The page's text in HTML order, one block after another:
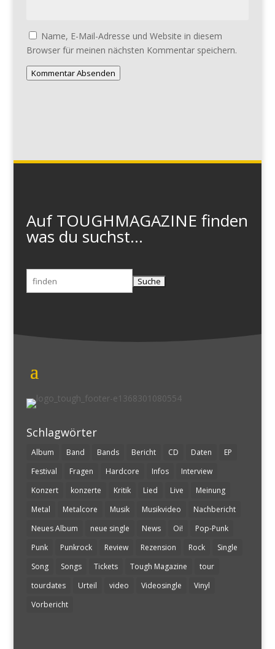
Name, E-Mail-Adresse und Website in diesem
Browser für meinen nächsten Kommentar speichern.
Kommentar Absenden
Auf TOUGHMAGAZINE finden
was du suchst...
Suchen
nach:
Schlagwörter
Album Band Bands Bericht CD Daten
EP
Festival
Fragen Hardcore Infos
Interview
Konzert
konzerte Kritik Lied Live
Meinung
Metal
Metalcore Musik Musikvideo
Nachbericht
Neues Album
neue single News Oi!
Pop-Punk
Punk
Punkrock Review Rezension Rock
Single
Song
Songs Tickets Tough Magazine
tour
tourdates
Urteil video Videosingle
Vinyl
Vorbericht